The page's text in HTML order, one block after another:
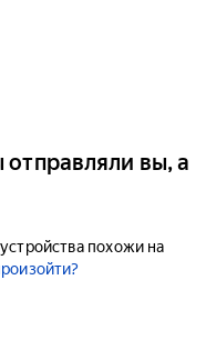
вы, а
похожи на